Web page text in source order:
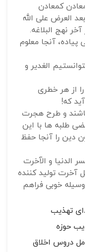
کمعادن
العرض علی الله
نهج البلاغه.
آنجا معلوم
الغدیر و
از هر خطری
که!
و طرح هجرت
طلبه ها با این
دین را آنجا حفظ
الدنیا و الآخرت
آخرت تولید کننده
خوبی فراهم
تهذیب
حوزه
دروس اخلاق